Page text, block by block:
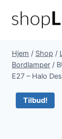
Hjem / Shop /
Bordlamper /
E27 – Halo
Tilbud!